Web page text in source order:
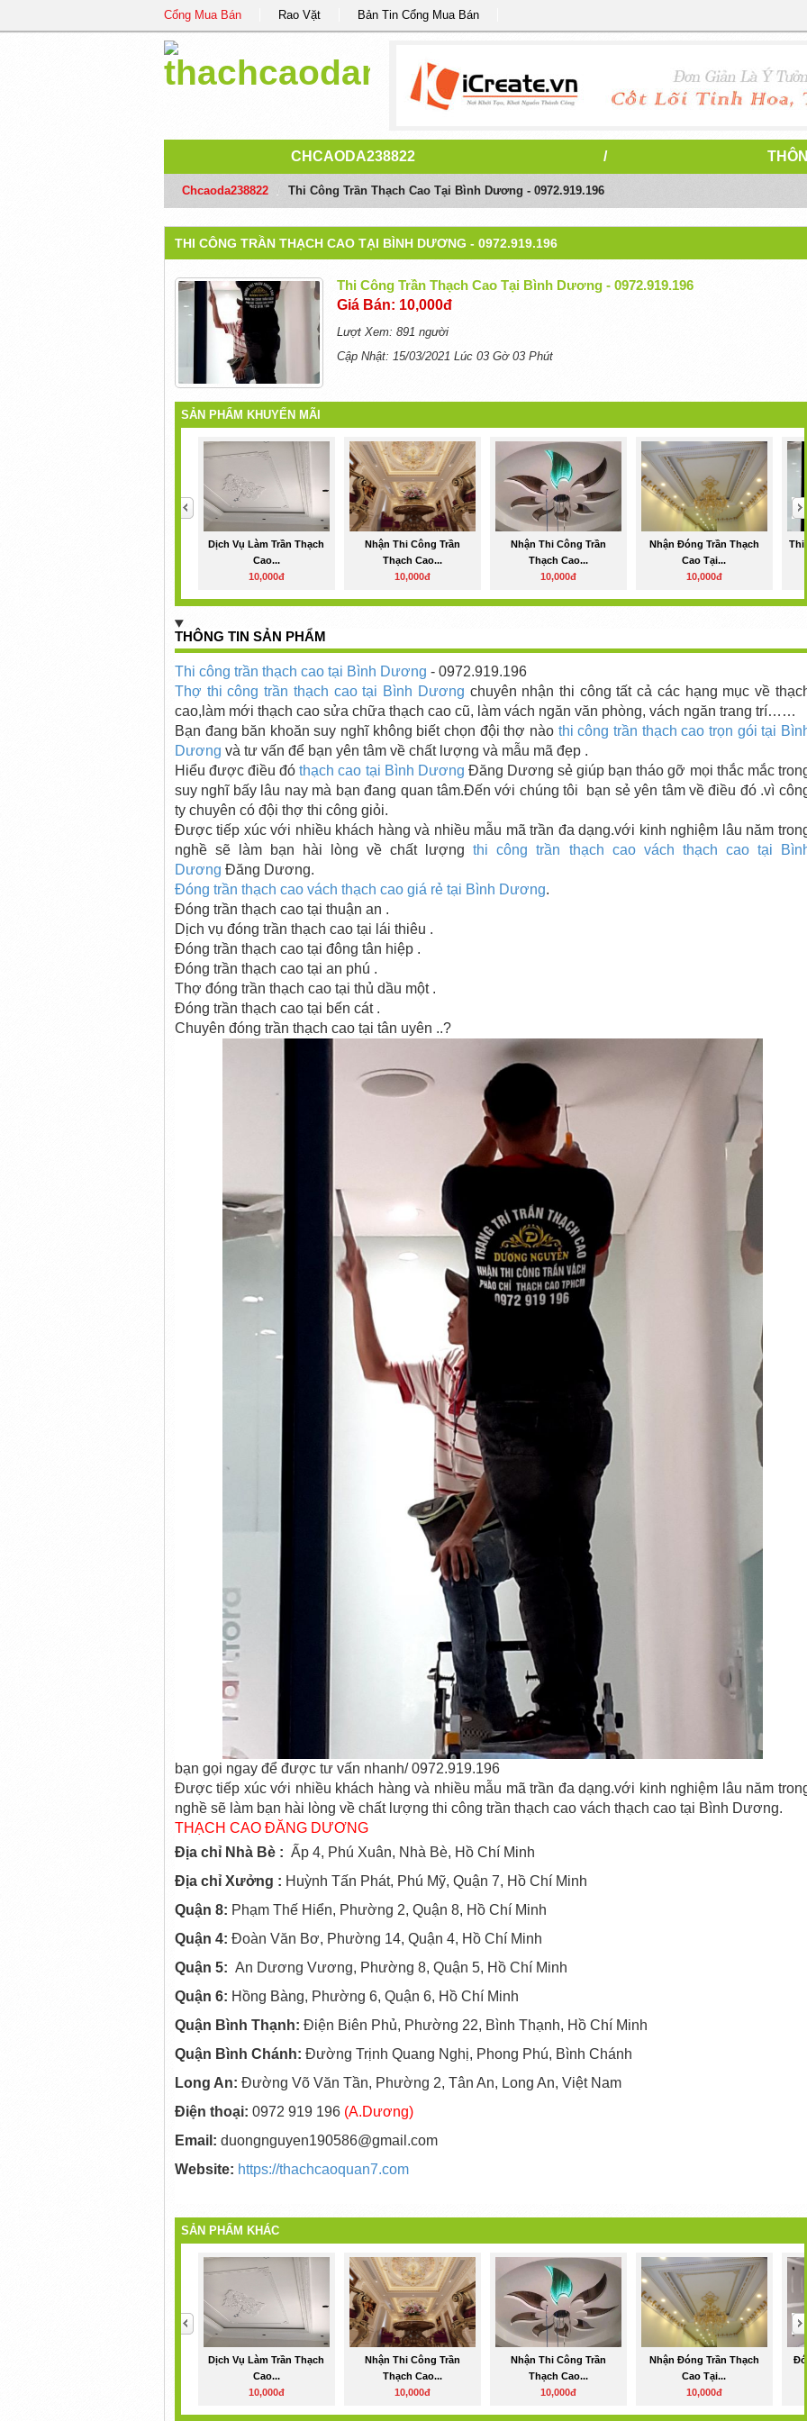
Cổng Mua Bán Rao Vặt Bản Tin Cổng Mua Bán
CHCAODA238822 /
Chcaoda238822 Thi Công Trần Thạch Cao Tại Bình Dương - 0972.919.196
THI CÔNG TRẦN THẠCH CAO TẠI BÌNH DƯƠNG - 0972.919.196
Thi Công Trần Thạch Cao Tại Bình Dương - 0972.919.196
Giá Bán: 10,000đ
Lượt Xem: 891 người
Cập Nhật: 15/03/2021 Lúc 03 Gờ 03 Phút
SẢN PHẨM KHUYẾN MÃI
Dịch Vụ Làm Trần Thạch
Cao...
10,000đ
Nhận Thi Công Trần
Thạch Cao...
10,000đ
Nhận Thi Công Trần
Thạch Cao...
10,000đ
Nhận Đóng Trần Thạch
Cao Tại...
10,000đ
Thi
THÔNG TIN SẢN PHẨM
Thi công trần thạch cao tại Bình Dương - 0972.919.196
Thợ thi công trần thạch caotại Bình Dương chuyên nhận thi công tất cả các hạng mục về
cao,làm mới thạch cao sửa chữa thạch cao cũ, làm vách ngăn văn phòng, vách ngăn trang trí……
Bạn đang băn khoăn suy nghĩ không biết chọn đội thợ nào thi công trần thạch cao trọn góitại
Dương và tư vấn để bạn yên tâm về chất lượng và mẫu mã đẹp .
Hiểu được điều đóthạch cao tại Bình Dương Đăng Dương sẻ giúp bạn tháo gỡ mọi thắc mắc
suy nghĩ bấy lâu nay mà bạn đang quan tâm.Đến với chúng tôi bạn sẻ yên tâm về điều đó .vì
ty chuyên có đội thợ thi công giỏi.
Được tiếp xúc với nhiều khách hàng và nhiều mẫu mã trần đa dạng.với kinh nghiệm lâu năm
nghề sẽ làm bạn hài lòng về chất lượngthi công trần thạch cao vách thạch cao tại
Dương Đăng Dương.
Đóng trần thạch cao vách thạch cao giá rẻ tại Bình Dương.
Đóng trần thạch cao tại thuận an .
Dịch vụ đóng trần thạch cao tại lái thiêu .
Đóng trần thạch cao tại đông tân hiệp .
Đóng trần thạch cao tại an phú .
Thợ đóng trần thạch cao tại thủ dầu một .
Đóng trần thạch cao tại bến cát .
Chuyên đóng trần thạch cao tại tân uyên ..?
bạn gọi ngay để được tư vấn nhanh/ 0972.919.196
Được tiếp xúc với nhiều khách hàng và nhiều mẫu mã trần đa dạng.với kinh nghiệm lâu năm
nghề sẽ làm bạn hài lòng về chất lượng thi công trần thạch cao vách thạch cao tại Bình Dương.
THẠCH CAO ĐĂNG DƯƠNG
Địa chỉ Nhà Bè : Ấp 4, Phú Xuân, Nhà Bè, Hồ Chí Minh
Địa chỉ Xưởng : Huỳnh Tấn Phát, Phú Mỹ, Quận 7, Hồ Chí Minh
Quận 8: Phạm Thế Hiển, Phường 2, Quận 8, Hồ Chí Minh
Quận 4: Đoàn Văn Bơ, Phường 14, Quận 4, Hồ Chí Minh
Quận 5: An Dương Vương, Phường 8, Quận 5, Hồ Chí Minh
Quận 6: Hồng Bàng, Phường 6, Quận 6, Hồ Chí Minh
Quận Bình Thạnh: Điện Biên Phủ, Phường 22, Bình Thạnh, Hồ Chí Minh
Quận Bình Chánh: Đường Trịnh Quang Nghị, Phong Phú, Bình Chánh
Long An: Đường Võ Văn Tần, Phường 2, Tân An, Long An, Việt Nam
Điện thoại: 0972 919 196 (A.Dương)
Email: duongnguyen190586@gmail.com
Website: https://thachcaoquan7.com
SẢN PHẨM KHÁC
Dịch Vụ Làm Trần Thạch
Cao...
10,000đ
Nhận Thi Công Trần
Thạch Cao...
10,000đ
Nhận Thi Công Trần
Thạch Cao...
10,000đ
Nhận Đóng Trần Thạch
Cao Tại...
10,000đ